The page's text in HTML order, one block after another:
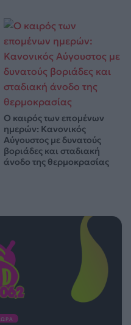
Ο καιρός των επομένων
ημερών: Κανονικός
Αύγουστος με δυνατούς
βοριάδες και σταδιακή
άνοδο της θερμοκρασίας